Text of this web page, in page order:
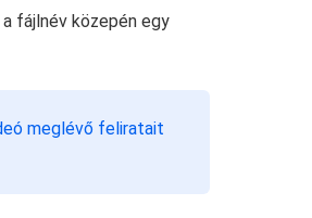
fájlnév közepén egy
meglévő feliratait